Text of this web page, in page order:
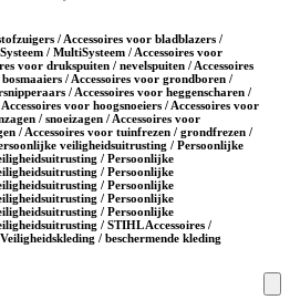
/ Accessoires voor bladblazers /
/ MultiSysteem / Accessoires voor
voor drukspuiten / nevelspuiten / Accessoires
/ Accessoires voor grondboren /
/ Accessoires voor heggenscharen /
voor hoogsnoeiers / Accessoires voor
/ snoeizagen / Accessoires voor
/ Accessoires voor tuinfrezen / grondfrezen /
veiligheidsuitrusting / Persoonlijke
/ Persoonlijke
/ Persoonlijke
/ Persoonlijke
/ Persoonlijke
/ Persoonlijke
/ STIHL Accessoires /
/ beschermende kleding